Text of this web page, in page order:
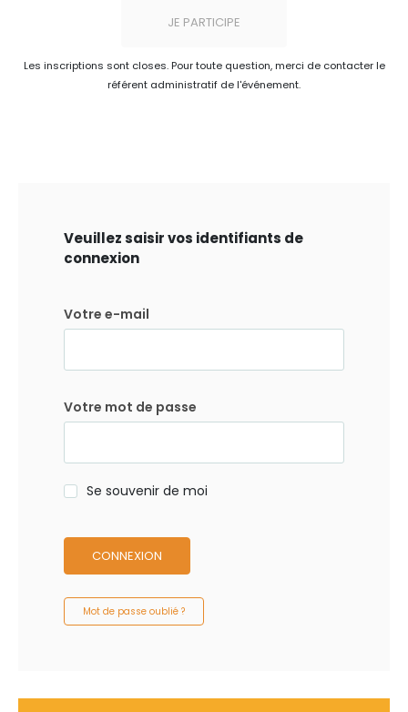
JE PARTICIPE
Les inscriptions sont closes. Pour toute question, merci de contacter le
référent administratif de l'événement.
Veuillez saisir vos identifiants de
connexion
Votre e-mail
Votre mot de passe
Se souvenir de moi
CONNEXION
Mot de passe oublié ?